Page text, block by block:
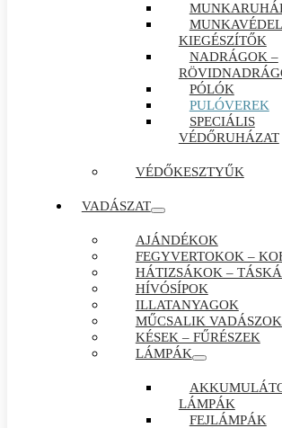
KIEGÉSZÍTŐK
NADRÁGOK –
PÓLÓK
PULÓVEREK
SPECIÁLIS
VÉDŐRUHÁZAT
VÉDŐKESZTYŰK
VADÁSZAT
AJÁNDÉKOK
FEGYVERTOKOK –
HÁTIZSÁKOK –
HÍVÓSÍPOK
ILLATANYAGOK
MŰCSALIK
KÉSEK – FŰRÉSZEK
LÁMPÁK
LÁMPÁK
FEJLÁMPÁK